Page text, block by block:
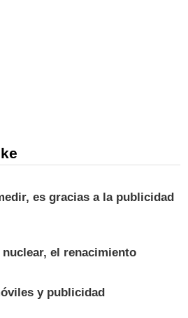
es gracias a la publicidad
el renacimiento
y publicidad